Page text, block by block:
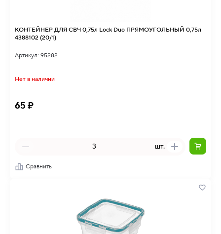
КОНТЕЙНЕР ДЛЯ СВЧ 0,75л Lock Duo ПРЯМОУГОЛЬНЫЙ 0,75л
4388102 (20/1)
Артикул: 95282
Нет в наличии
65 ₽
шт.
Сравнить